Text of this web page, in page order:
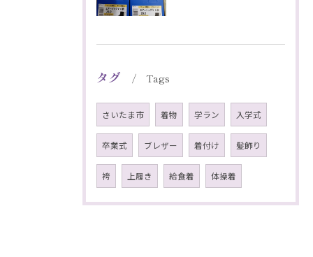
タグ Tags
さいたま市 着物 学ラン 入学式
卒業式 ブレザー 着付け 髪飾り
袴 上履き 給食着 体操着